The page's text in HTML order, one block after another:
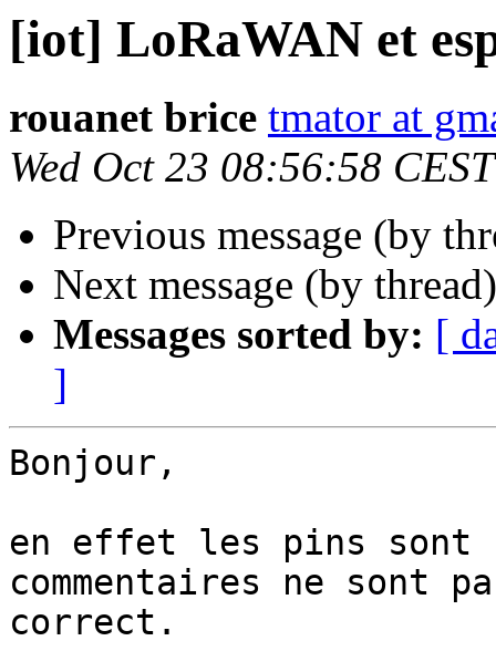
[iot] LoRaWAN et
rouanet brice tmator at
Wed Oct 23 08:56:58
Previous message (by
Next message (by
Messages sorted by: [
]
Bonjour,
en effet les pins sont
commentaires ne sont
correct.